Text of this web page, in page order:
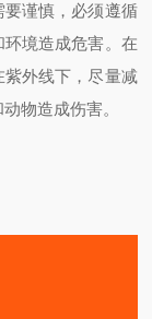
谨慎，必须遵循
境造成危害。在
外线下，尽量减
物造成伤害。